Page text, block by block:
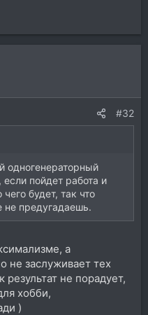
#32
одногенераторный
если пойдет работа и
будет, так что
не предугадаешь.
а
не заслуживает тех
результат не порадует,
хобби,
)